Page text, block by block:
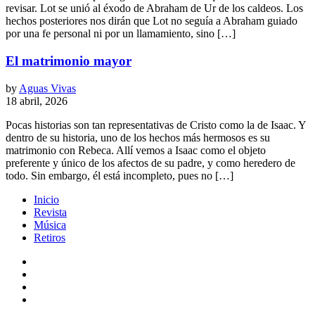
revisar. Lot se unió al éxodo de Abraham de Ur de los caldeos. Los
hechos posteriores nos dirán que Lot no seguía a Abraham guiado
por una fe personal ni por un llamamiento, sino […]
El matrimonio mayor
by Aguas Vivas
18 abril, 2026
Pocas historias son tan representativas de Cristo como la de Isaac. Y
dentro de su historia, uno de los hechos más hermosos es su
matrimonio con Rebeca. Allí vemos a Isaac como el objeto
preferente y único de los afectos de su padre, y como heredero de
todo. Sin embargo, él está incompleto, pues no […]
Inicio
Revista
Música
Retiros